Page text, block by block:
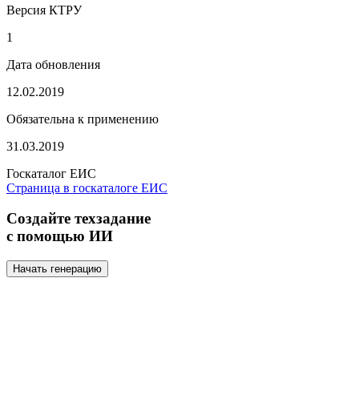
Версия КТРУ
1
Дата обновления
12.02.2019
Обязательна к применению
31.03.2019
Госкаталог ЕИС
Страница в госкаталоге ЕИС
Создайте техзадание
с помощью ИИ
Начать генерацию